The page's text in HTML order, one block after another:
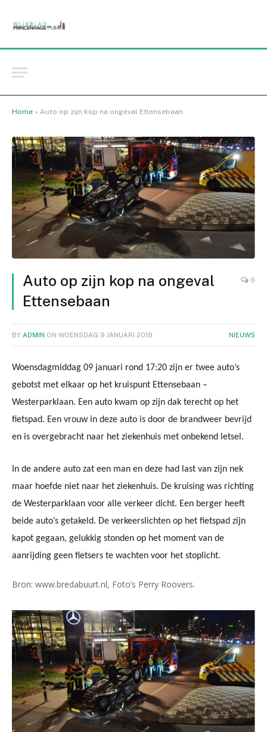
Home » Auto op zijn kop na ongeval Ettensebaan
Auto op zijn kop na ongeval
Ettensebaan
0
BY ADMIN ON WOENSDAG 9 JANUARI 2019 NIEUWS
Woensdagmiddag 09 januari rond 17:20 zijn er twee auto’s
gebotst met elkaar op het kruispunt Ettensebaan –
Westerparklaan. Een auto kwam op zijn dak terecht op het
fietspad. Een vrouw in deze auto is door de brandweer bevrijd
en is overgebracht naar het ziekenhuis met onbekend letsel.
In de andere auto zat een man en deze had last van zijn nek
maar hoefde niet naar het ziekenhuis. De kruising was richting
de Westerparklaan voor alle verkeer dicht. Een berger heeft
beide auto’s getakeld. De verkeerslichten op het fietspad zijn
kapot gegaan, gelukkig stonden op het moment van de
aanrijding geen fietsers te wachten voor het stoplicht.
Bron: www.bredabuurt.nl, Foto’s Perry Roovers.